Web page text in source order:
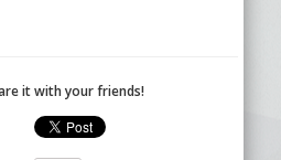
it with your friends!